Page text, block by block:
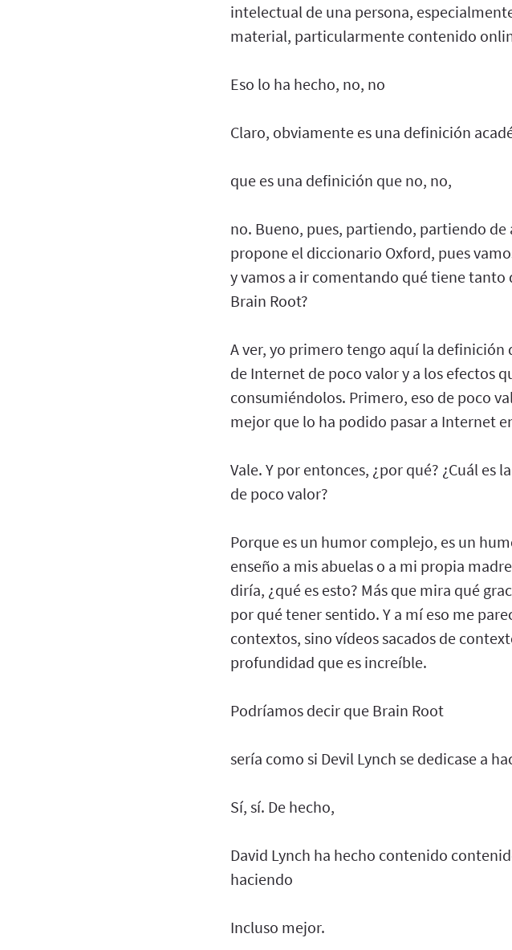
intelectual de una persona,
material, particularmente contenido
Eso lo ha hecho, no, no
Claro, obviamente es una definición
que es una definición que no, no,
no. Bueno, pues, partiendo, partiendo
propone el diccionario Oxford, pues
y vamos a ir comentando qué tiene
Brain Root?
A ver, yo primero tengo aquí la
de Internet de poco valor y a los efectos
consumiéndolos. Primero, eso de poco
mejor que lo ha podido pasar a Internet
Vale. Y por entonces, ¿por qué? ¿Cuál
de poco valor?
Porque es un humor complejo, es un
enseño a mis abuelas o a mi propia
diría, ¿qué es esto? Más que mira qué
por qué tener sentido. Y a mí eso me
contextos, sino vídeos sacados de
profundidad que es increíble.
Podríamos decir que Brain Root
sería como si Devil Lynch se dedicase a
Sí, sí. De hecho,
David Lynch ha hecho contenido
haciendo
Incluso mejor.